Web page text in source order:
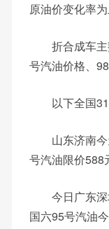
原油价变化率
折合成车
号汽油价格、
以下全国
山东济南
号汽油限价588
今日广东
国六95号汽油